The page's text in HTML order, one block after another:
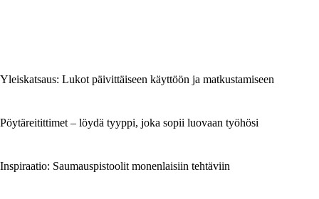
Yleiskatsaus: Lukot päivittäiseen käyttöön ja matkustamiseen
Pöytäreitittimet – löydä tyyppi, joka sopii luovaan työhösi
Inspiraatio: Saumauspistoolit monenlaisiin tehtäviin